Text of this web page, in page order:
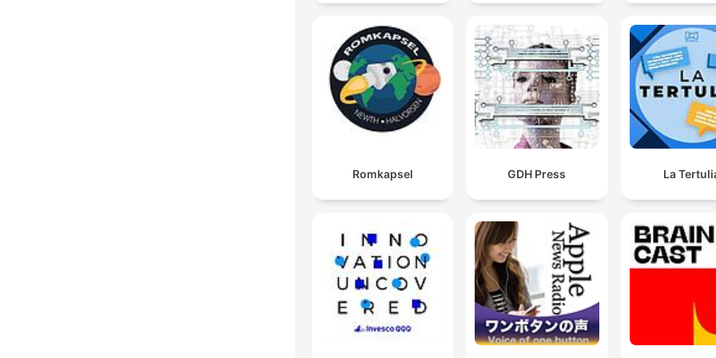
Romkapsel GDH Press La